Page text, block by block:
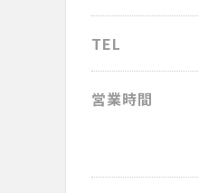
TEL
営業時間